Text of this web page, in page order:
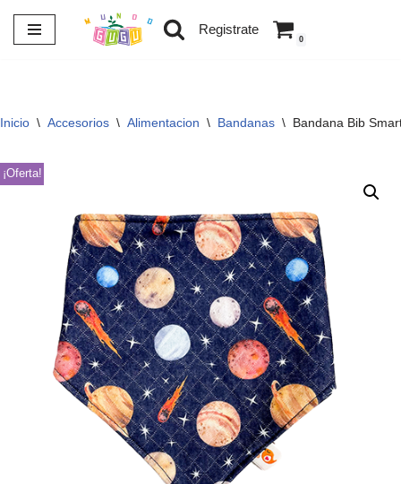
Saltar
Registrate
0
Inicio \ Accesorios \ Alimentacion \ Bandanas \ Bandana Bib
¡Oferta!